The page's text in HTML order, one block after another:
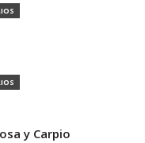
y Carpio